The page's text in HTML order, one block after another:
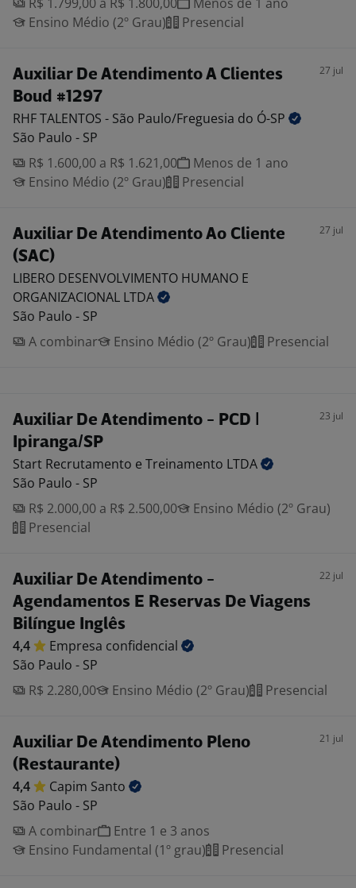
Ensino Médio (2º Grau)
Presencial
Auxiliar De Atendimento A Clientes
Boud #1297
27 jul
RHF TALENTOS - São Paulo/Freguesia do Ó-SP
São Paulo - SP
R$ 1.600,00 a R$ 1.621,00
Menos de 1 ano
Ensino Médio (2º Grau)
Presencial
Auxiliar De Atendimento Ao Cliente
(SAC)
27 jul
LIBERO DESENVOLVIMENTO HUMANO E
ORGANIZACIONAL LTDA
São Paulo - SP
A combinar
Ensino Médio (2º Grau) Presencial
Auxiliar De Atendimento - PCD |
Ipiranga/SP
23 jul
Start Recrutamento e Treinamento LTDA
São Paulo - SP
R$ 2.000,00 a R$ 2.500,00
Ensino Médio (2º Grau)
Presencial
Auxiliar De Atendimento -
Agendamentos E Reservas De Viagens
Bilíngue Inglês
22 jul
4,4 Empresa confidencial
São Paulo - SP
R$ 2.280,00
Ensino Médio (2º Grau) Presencial
Auxiliar De Atendimento Pleno
(Restaurante)
21 jul
4,4 Capim Santo
São Paulo - SP
A combinar
Entre 1 e 3 anos
Ensino Fundamental (1º grau)
Presencial